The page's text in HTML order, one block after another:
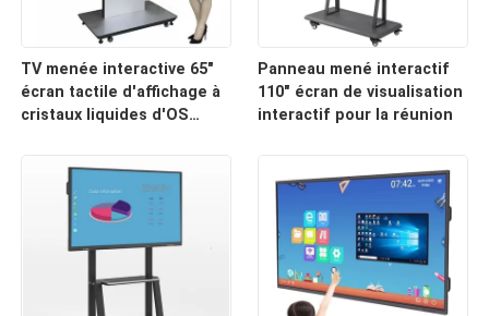
TV menée interactive 65"
écran tactile d'affichage à
cristaux liquides d'OS
Panneau mené interactif
110" écran de visualisation
interactif pour la réunion